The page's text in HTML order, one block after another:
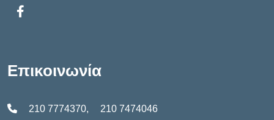
Επικοινωνία
210 7774370, 210 7474046